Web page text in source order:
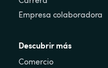
Empresa colaboradora
Descubrir más
Comercio